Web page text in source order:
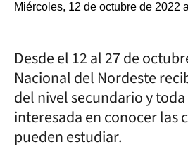
Miércoles, 12 de octubre de 2022
Desde el 12 al 27 de
Nacional del Nordeste
del nivel secundario y
interesada en conocer las
pueden estudiar.